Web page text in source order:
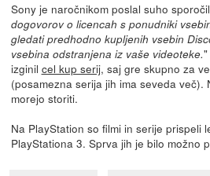
Sony je naročnikom poslal suho
dogovorov o licencah s ponudniki
gledati predhodno kupljenih vsebin
vsebina odstranjena iz vaše videoteke.
izginil cel kup serij, saj gre skupno za
(posamezna serija jih ima seveda več).
morejo storiti.
Na PlayStation so filmi in serije prispeli
PlayStationa 3. Sprva jih je bilo možno